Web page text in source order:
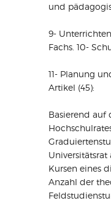
und
9-
Fachs. 10-
11- Planung
Artikel (45):
Basierend auf
Kursen eines
Anzahl der